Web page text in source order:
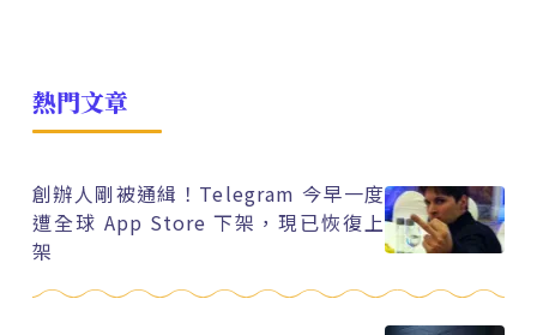
熱門文章
創辦人剛被通緝！Telegram 今早一度
遭全球 App Store 下架，現已恢復上
架